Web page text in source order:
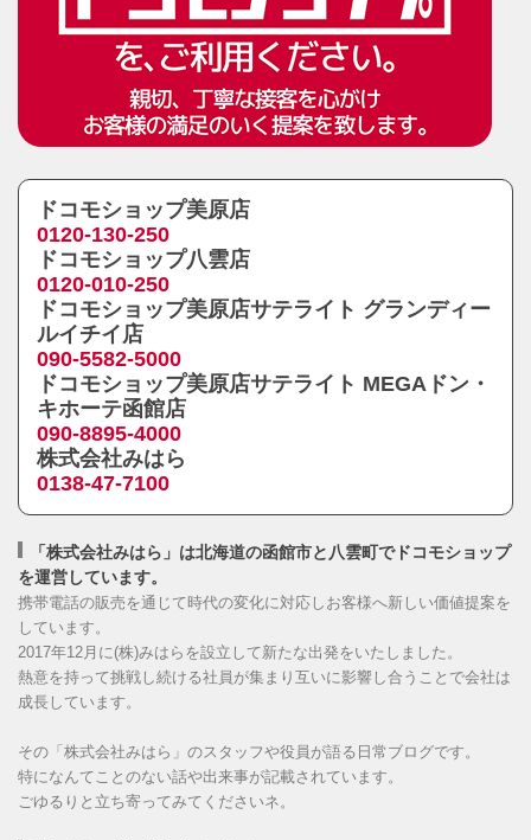
ドコモショップ美原店
0120-130-250
ドコモショップ八雲店
0120-010-250
ドコモショップ美原店サテライト グランディー
ルイチイ店
090-5582-5000
ドコモショップ美原店サテライト MEGAドン・
キホーテ函館店
090-8895-4000
株式会社みはら
0138-47-7100
「株式会社みはら」は北海道の函館市と八雲町でドコモショップ
を運営しています。
携帯電話の販売を通じて時代の変化に対応しお客様へ新しい価値提案を
しています。
2017年12月に(株)みはらを設立して新たな出発をいたしました。
熱意を持って挑戦し続ける社員が集まり互いに影響し合うことで会社は
成長しています。
その「株式会社みはら」のスタッフや役員が語る日常ブログです。
特になんてことのない話や出来事が記載されています。
ごゆるりと立ち寄ってみてくださいネ。